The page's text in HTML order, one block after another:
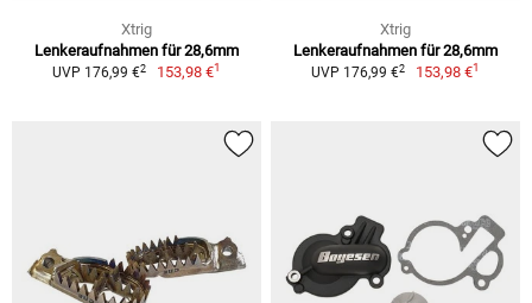
Xtrig
Lenkeraufnahmen für 28,6mm
UVP 176,99 €2 153,98 €1
Xtrig
Lenkeraufnahmen für 28,6mm
UVP 176,99 €2 153,98 €1